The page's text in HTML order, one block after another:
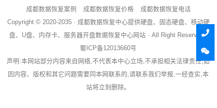
成都数据恢复案例
成都数据恢复价格
成都数据恢复电话
Copyright © 2020-2035 · 成都数据恢复中心提供硬盘、固态硬盘、移动硬
盘、U盘、内存卡、服务器开盘数据恢复中心网站 · All Right Reserved ·
蜀ICP备12013660号
声明:本网站部分内容来自网络,不代表本中心立场,不承担相关法律责任,如
因内容、版权和其它问题需要同本网联系的,请联系我们举报,一经查实,本
站将立刻删除。